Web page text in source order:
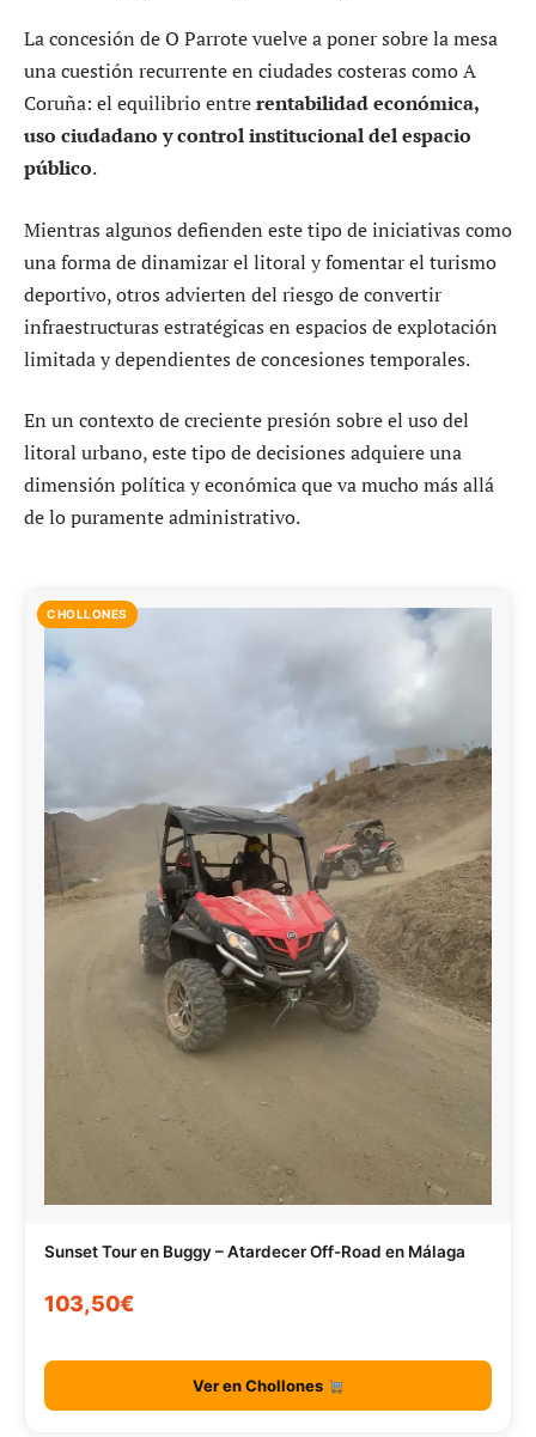
La concesión de O Parrote vuelve a poner sobre la mesa
una cuestión recurrente en ciudades costeras como A
Coruña: el equilibrio entrerentabilidad económica,
uso ciudadano y control institucional del espacio
público.
Mientras algunos defienden este tipo de iniciativas como
una forma de dinamizar el litoral y fomentar el turismo
deportivo, otros advierten del riesgo de convertir
infraestructuras estratégicas en espacios de explotación
limitada y dependientes de concesiones temporales.
En un contexto de creciente presión sobre el uso del
litoral urbano, este tipo de decisiones adquiere una
dimensión política y económica que va mucho más allá
de lo puramente administrativo.
CHOLLONES
Sunset Tour en Buggy – Atardecer Off-Road en Málaga
103,50€
Ver en Chollones